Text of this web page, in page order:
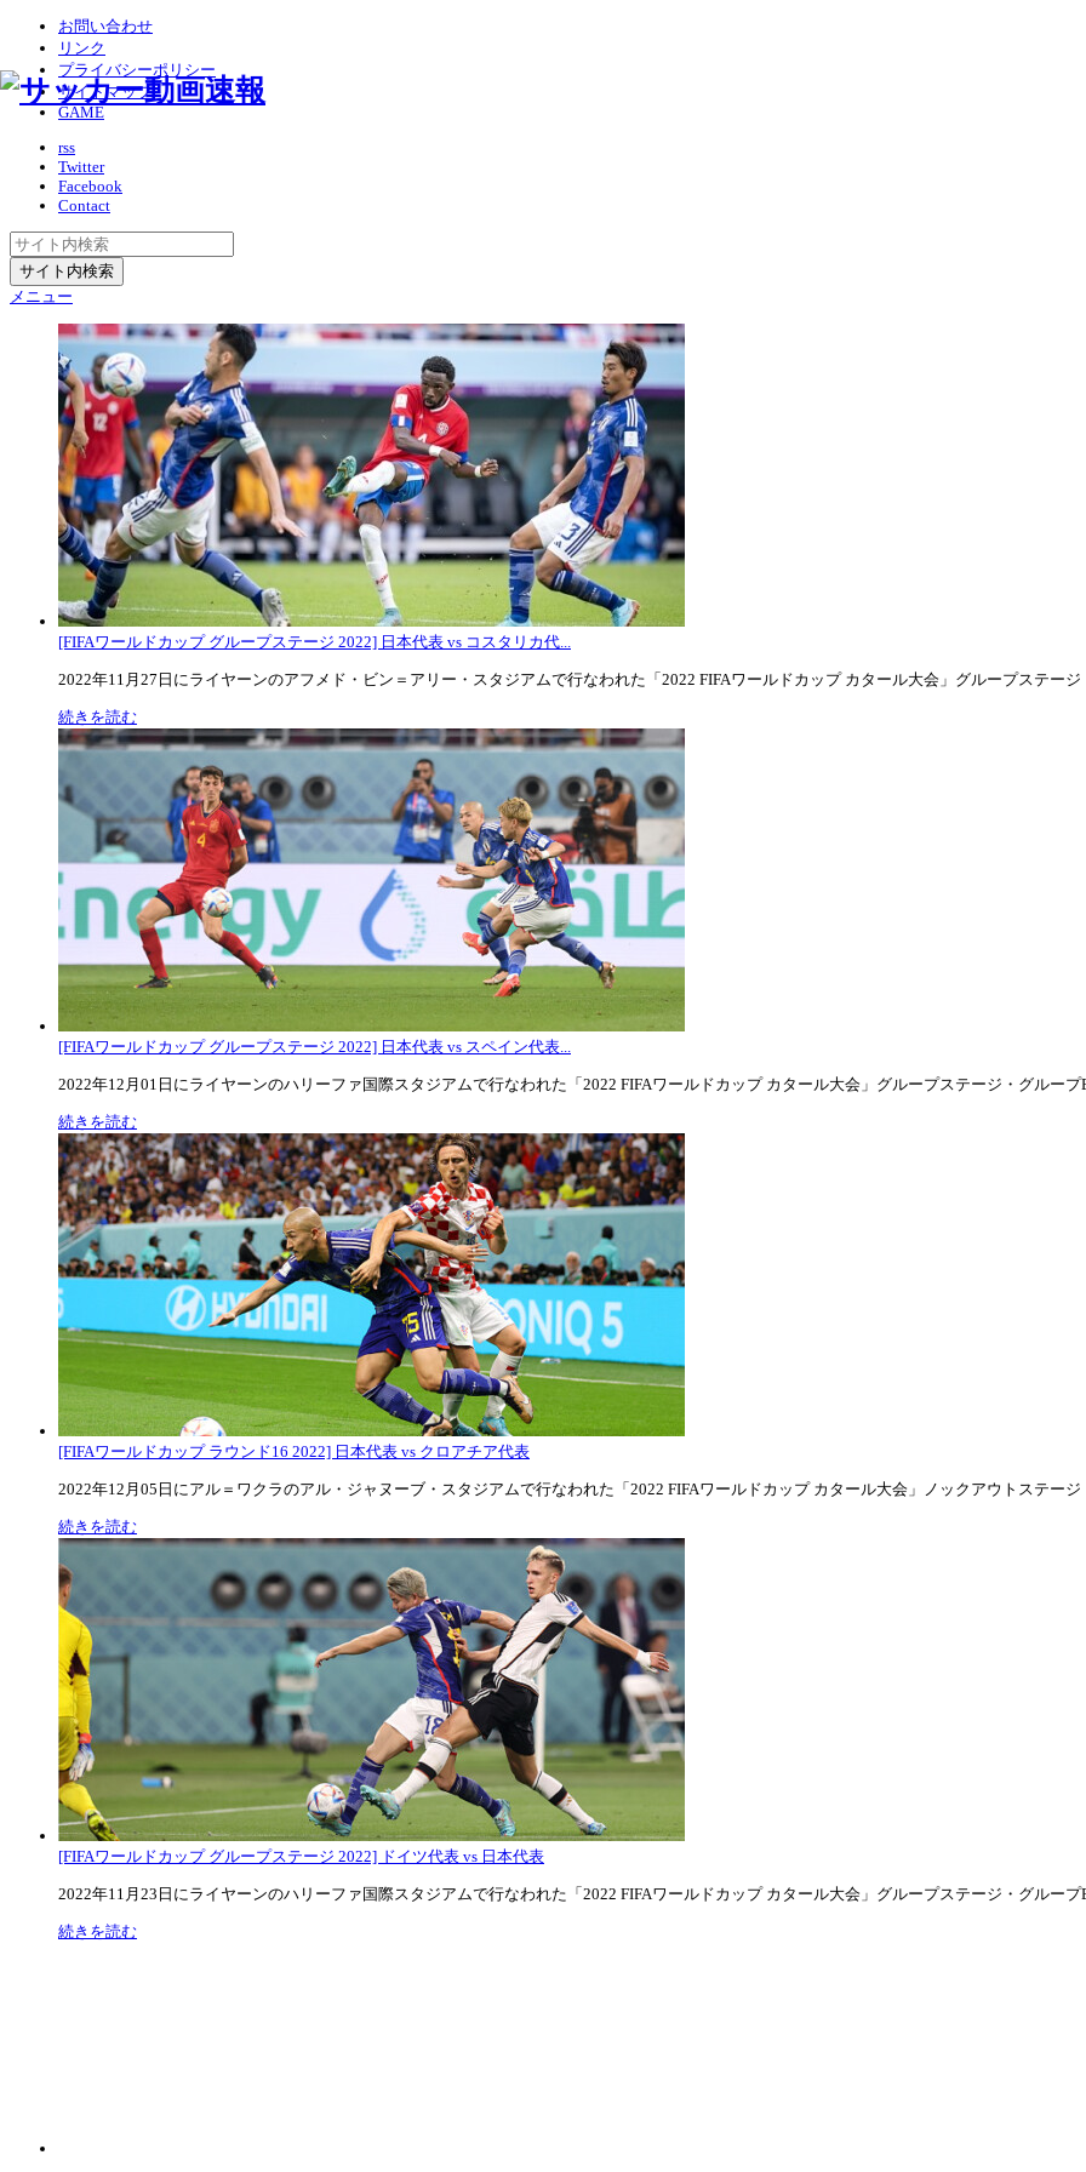
お問い合わせ
リンク
プライバシーポリシー
サイトマップ
GAME
rss
Twitter
Facebook
Contact
メニュー
[FIFAワールドカップ グループステージ 2022] 日本代表 vs コスタリカ代...
2022年11月27日にライヤーンのアフメド・ビン＝アリー・スタジアムで行なわれた「2022 FIFAワールドカップ カタール大会」グループステージ
続きを読む
[FIFAワールドカップ グループステージ 2022] 日本代表 vs スペイン代表...
2022年12月01日にライヤーンのハリーファ国際スタジアムで行なわれた「2022 FIFAワールドカップ カタール大会」グループステージ・グループ
続きを読む
[FIFAワールドカップ ラウンド16 2022] 日本代表 vs クロアチア代表
2022年12月05日にアル＝ワクラのアル・ジャヌーブ・スタジアムで行なわれた「2022 FIFAワールドカップ カタール大会」ノックアウトステージ
続きを読む
[FIFAワールドカップ グループステージ 2022] ドイツ代表 vs 日本代表
2022年11月23日にライヤーンのハリーファ国際スタジアムで行なわれた「2022 FIFAワールドカップ カタール大会」グループステージ・グループ
続きを読む